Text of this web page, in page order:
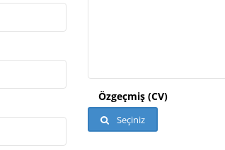
Özgeçmiş (CV)
Seçiniz